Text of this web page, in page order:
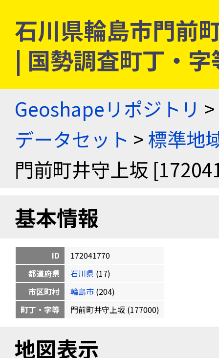
石川県輪島市門前
| 国勢調査町丁・
Geoshapeリポジトリ >
データセット >標準地
門前町井守上坂
基本情報
ID
172041770
都道府県
石川県 (17)
市区町村
輪島市 (204)
町丁・字等
門前町井守上坂 (177000)
地図表示